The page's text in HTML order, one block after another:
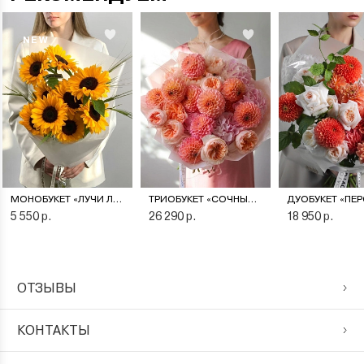
NEW
МОНОБУКЕТ «ЛУЧИ ЛЕТА»
5 550 р.
ТРИОБУКЕТ «СОЧНЫЙ ПЕРСИК»
26 290 р. 18 950 р.
ОТЗЫВЫ
КОНТАКТЫ